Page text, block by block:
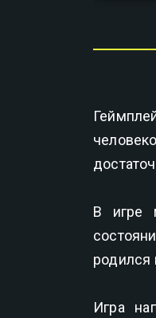
В игре
родился
Игра